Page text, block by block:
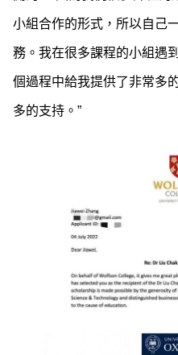
小組合作的形式，所以自己
務。我在很多課程的小組遇
個過程中給我提供了非常多
多的支持。”